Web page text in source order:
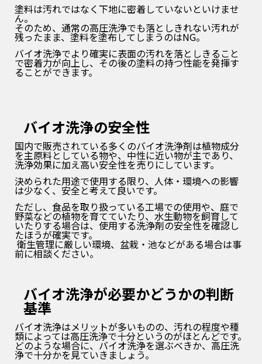
塗料は汚れではなく下地に密着していないといけませ
ん。
そのため、通常の高圧洗浄でも落としきれない汚れが
残ったまま、塗料を塗布してしまうのはNG。
バイオ洗浄でより確実に表面の汚れを落としきること
で密着力が向上し、その後の塗料の持つ性能を発揮す
るこ とができます。
バイオ洗浄の安全性
国内で販売されている多くのバイオ洗浄剤は植物成分
を主原料としている物や、中性に近い物が主であり、
洗浄効果に加え高い安全性を売りにしています。
決められた用途で使用する限り、人体・環境への影響
は少なく、安全と考えて良いです。
ただし、食品を取り扱っている工場での使用や、庭で
野菜などの植物を育てていたり、水生動物を飼育して
いたりする場合は、使用する洗浄剤の安全性を確認し
たほうが確実です。
衛生管理に厳しい環境、盆栽・池などがある場合は事
前に相談ください。
バイオ洗浄が必要かどうかの判断
基準
バイオ洗浄はメリットが多いものの、汚れの程度や種
類によっては高圧洗浄で十分というのがほとんどです。
どのような場合に、バイオ洗浄を選ぶべきか、高圧洗
浄で十分かを見ていきましょう。